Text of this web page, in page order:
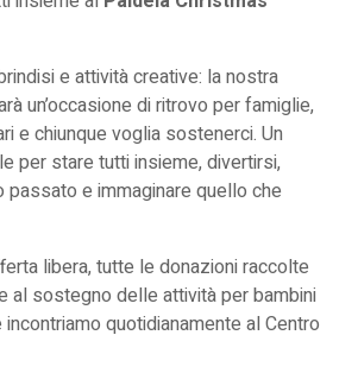
e attività creative: la nostra
un’occasione di ritrovo per famiglie,
e chiunque voglia sostenerci. Un
per stare tutti insieme, divertirsi,
passato e immaginare quello che
libera, tutte le donazioni raccolte
al sostegno delle attività per bambini
quotidianamente al Centro